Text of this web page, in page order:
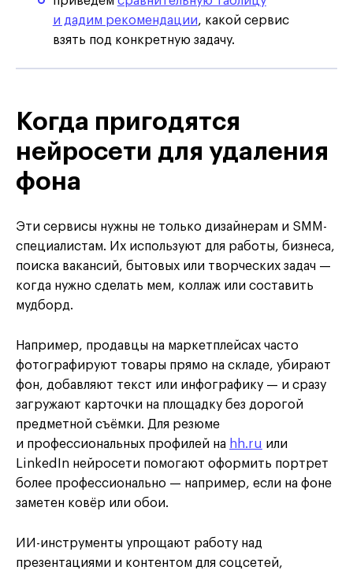
и дадим рекомендации, какой сервис
взять под конкретную задачу.
Когда пригодятся
нейросети для удаления
фона
Эти сервисы нужны не только дизайнерам и SMM-
специалистам. Их используют для работы, бизнеса,
поиска вакансий, бытовых или творческих задач —
когда нужно сделать мем, коллаж или составить
мудборд.
Например, продавцы на маркетплейсах часто
фотографируют товары прямо на складе, убирают
фон, добавляют текст или инфографику — и сразу
загружают карточки на площадку без дорогой
предметной съёмки. Для резюме
и профессиональных профилей на hh.ru или
LinkedIn нейросети помогают оформить портрет
более профессионально — например, если на фоне
заметен ковёр или обои.
ИИ-инструменты упрощают работу над
презентациями и контентом для соцсетей,